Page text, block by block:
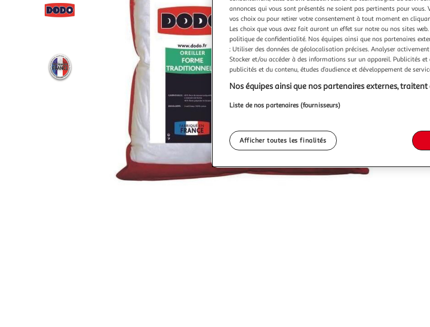
annonces qui vous sont présentés ne soient pas pertinents pour
vos choix ou pour retirer votre consentement à tout moment en
Les choix que vous avez fait auront un effet sur notre ou nos sites
politique de confidentialité. Nos équipes ainsi que nos partenaires
: Utiliser des données de géolocalisation précises. Analyser
Stocker et/ou accéder à des informations sur un appareil. Publicités
publicités et du contenu, études d’audience et développement de
Nos équipes ainsi que nos partenaires externes,
Liste de nos partenaires (fournisseurs)
Afficher toutes les finalités